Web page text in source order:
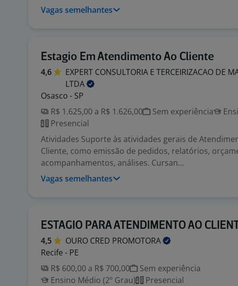
Vagas semelhantes
Estagio Em Atendimento Ao Cliente
4,6
EXPERT CONSULTORIA E TERCEIRIZACAO DE
LTDA
Osasco - SP
R$ 1.625,00 a R$ 1.626,00
Sem experiência
Presencial
Atividades Suporte às atividades gerais de
Cliente, como emissão de pedidos, relatórios,
acompanhamentos, análises. Cursan...
Vagas semelhantes
ESTAGIO PARA ATENDIMENTO AO
4,5 OURO CRED PROMOTORA
Recife - PE
R$ 600,00 a R$ 700,00
Sem experiência
Ensino Médio (2º Grau)
Presencial